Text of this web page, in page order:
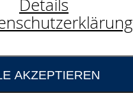
Details
AKZEPTIEREN